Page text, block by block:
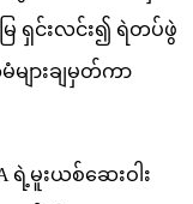
ေ ရှင်းလင်း၍ ရဲတပ်ဖွဲ
ျားချမှတ်ကာ
မူးယစ်ဆေးဝါး